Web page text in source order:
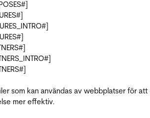
som kan användas av webbplatser för att
mer effektiv.